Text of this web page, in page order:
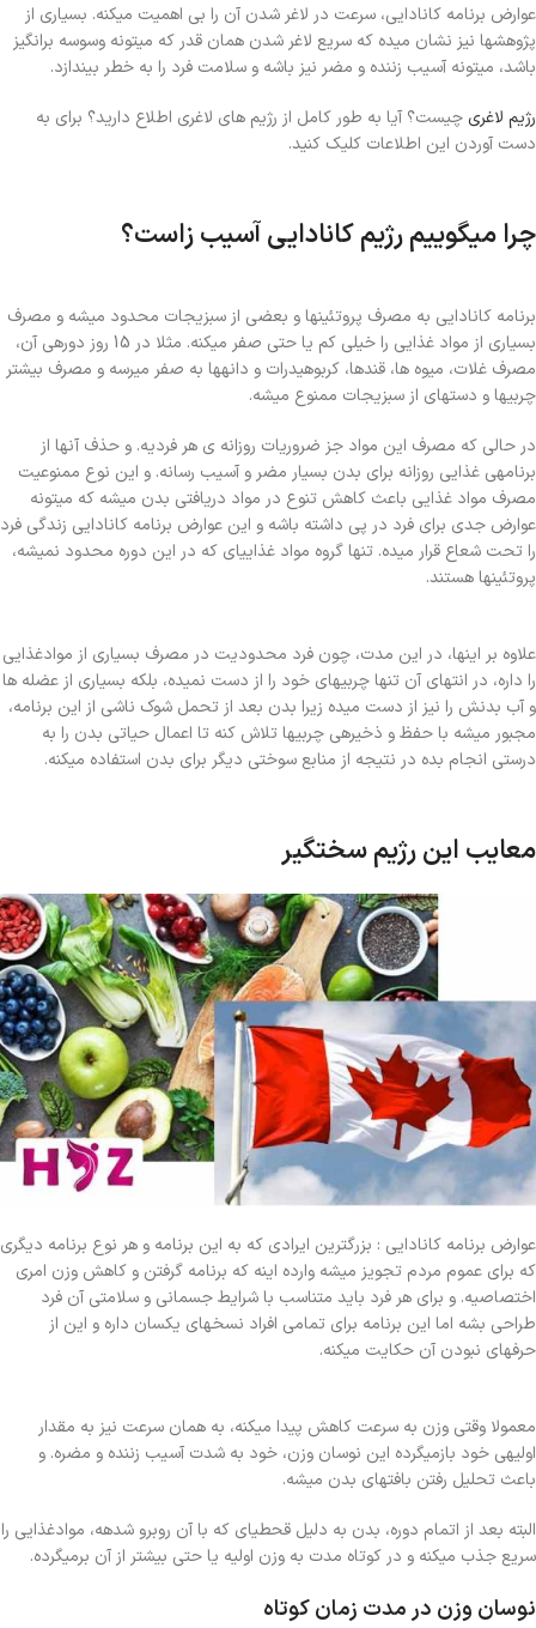
عوارض برنامه کانادایی، سرعت در لاغر شدن آن را بی اهمیت میکنه. بسیاری از
پژوهشها نیز نشان میده که سریع لاغر شدن همان قدر که میتونه وسوسه برانگیز
باشد، میتونه آسیب زننده و مضر نیز باشه و سلامت فرد را به خطر بیندازد.
رژیم لاغری چیست؟ آیا به طور کامل از رژیم های لاغری اطلاع دارید؟ برای به
دست آوردن این اطلاعات کلیک کنید.
چرا میگوییم رژیم کانادایی آسیب زاست؟
برنامه کانادایی به مصرف پروتئینها و بعضی از سبزیجات محدود میشه و مصرف
بسیاری از مواد غذایی را خیلی کم یا حتی صفر میکنه. مثلا در 15 روز دورهی آن،
مصرف غلات، میوه ها، قندها، کربوهیدرات و دانهها به صفر میرسه و مصرف بیشتر
چربیها و دستهای از سبزیجات ممنوع میشه.
در حالی که مصرف این مواد جز ضروریات روزانه ی هر فردیه. و حذف آنها از
برنامهی غذایی روزانه برای بدن بسیار مضر و آسیب رسانه. و این نوع ممنوعیت
مصرف مواد غذایی باعث کاهش تنوع در مواد دریافتی بدن میشه که میتونه
عوارض جدی برای فرد در پی داشته باشه و این عوارض برنامه کانادایی زندگی فرد
را تحت شعاع قرار میده. تنها گروه مواد غذاییای که در این دوره محدود نمیشه،
پروتئینها هستند.
علاوه بر اینها، در این مدت، چون فرد محدودیت در مصرف بسیاری از موادغذایی
را داره، در انتهای آن تنها چربیهای خود را از دست نمیده، بلکه بسیاری از عضله ها
و آب بدنش را نیز از دست میده زیرا بدن بعد از تحمل شوک ناشی از این برنامه،
مجبور میشه با حفظ و ذخیرهی چربیها تلاش کنه تا اعمال حیاتی بدن را به
درستی انجام بده در نتیجه از منابع سوختی دیگر برای بدن استفاده میکنه.
معایب این رژیم سختگیر
عوارض برنامه کانادایی : بزرگترین ایرادی که به این برنامه و هر نوع برنامه دیگری
که برای عموم مردم تجویز میشه وارده اینه که برنامه گرفتن و کاهش وزن امری
اختصاصیه. و برای هر فرد باید متناسب با شرایط جسمانی و سلامتی آن فرد
طراحی بشه اما این برنامه برای تمامی افراد نسخهای یکسان داره و این از
حرفهای نبودن آن حکایت میکنه.
معمولا وقتی وزن به سرعت کاهش پیدا میکنه، به همان سرعت نیز به مقدار
اولیهی خود بازمیگرده این نوسان وزن، خود به شدت آسیب زننده و مضره. و
باعث تحلیل رفتن بافتهای بدن میشه.
البته بعد از اتمام دوره، بدن به دلیل قحطیای که با آن روبرو شدهه، موادغذایی را
سریع جذب میکنه و در کوتاه مدت به وزن اولیه یا حتی بیشتر از آن برمیگرده.
نوسان وزن در مدت زمان کوتاه